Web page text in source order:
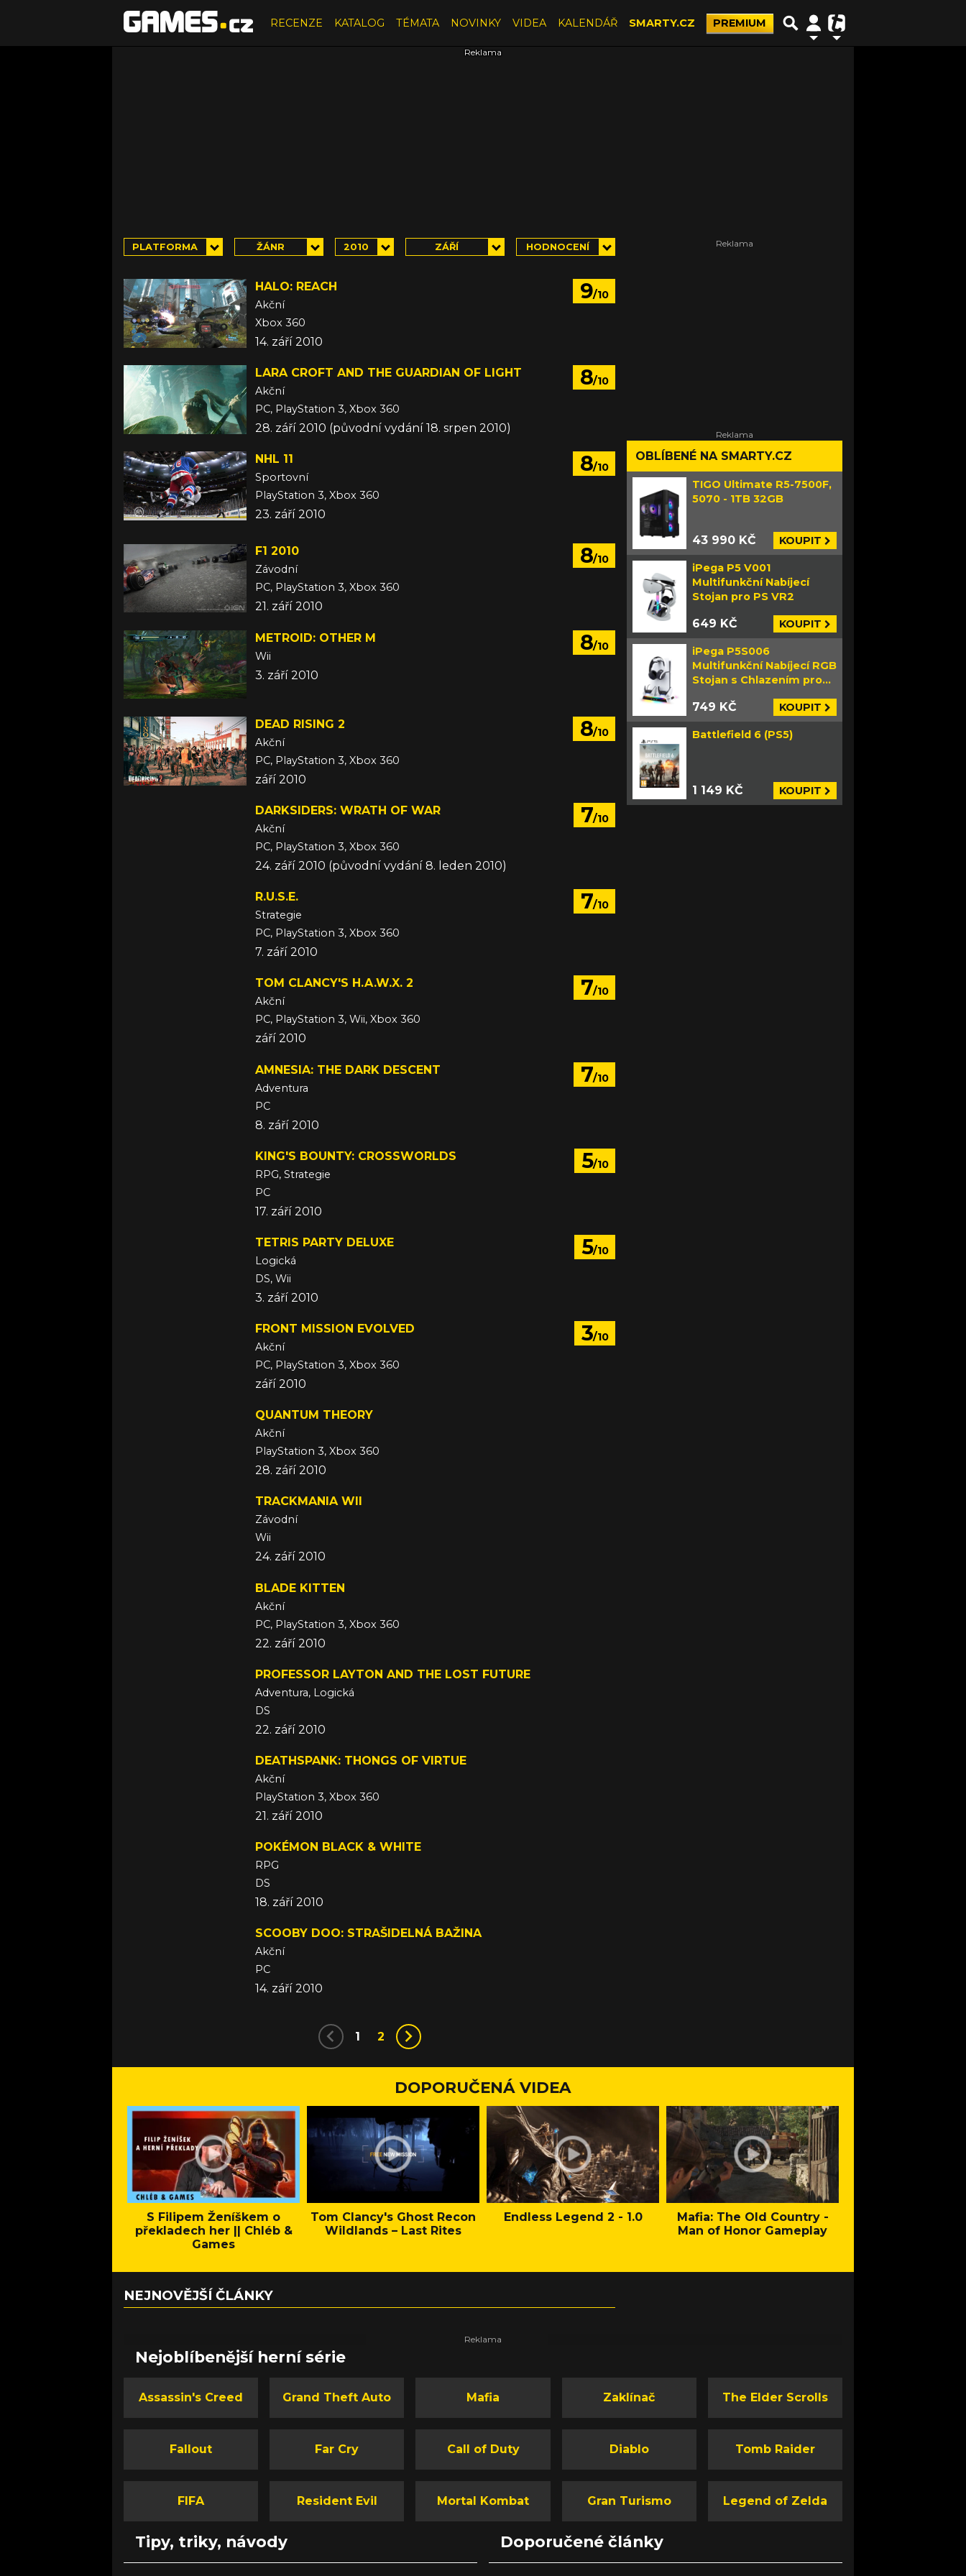
RECENZE KATALOG TÉMATA NOVINKY VIDEA KALENDÁŘ SMARTY.CZ PREMIUM
PLATFORMA ŽÁNR 2010 ZÁŘÍ HODNOCENÍ
9/10
HALO: REACH
Akční
Xbox 360
14. září 2010
8/10
LARA CROFT AND THE GUARDIAN OF LIGHT
Akční
PC, PlayStation 3, Xbox 360
28. září 2010 (původní vydání 18. srpen 2010)
8/10
NHL 11
Sportovní
PlayStation 3, Xbox 360
23. září 2010
8/10
F1 2010
Závodní
PC, PlayStation 3, Xbox 360
21. září 2010
8/10
METROID: OTHER M
Wii
3. září 2010
8/10
DEAD RISING 2
Akční
PC, PlayStation 3, Xbox 360
září 2010
7/10
DARKSIDERS: WRATH OF WAR
Akční
PC, PlayStation 3, Xbox 360
24. září 2010 (původní vydání 8. leden 2010)
7/10
R.U.S.E.
Strategie
PC, PlayStation 3, Xbox 360
7. září 2010
7/10
TOM CLANCY'S H.A.W.X. 2
Akční
PC, PlayStation 3, Wii, Xbox 360
září 2010
7/10
AMNESIA: THE DARK DESCENT
Adventura
PC
8. září 2010
5/10
KING'S BOUNTY: CROSSWORLDS
RPG, Strategie
PC
17. září 2010
5/10
TETRIS PARTY DELUXE
Logická
DS, Wii
3. září 2010
3/10
FRONT MISSION EVOLVED
Akční
PC, PlayStation 3, Xbox 360
září 2010
QUANTUM THEORY
Akční
PlayStation 3, Xbox 360
28. září 2010
TRACKMANIA WII
Závodní
Wii
24. září 2010
BLADE KITTEN
Akční
PC, PlayStation 3, Xbox 360
22. září 2010
PROFESSOR LAYTON AND THE LOST FUTURE
Adventura, Logická
DS
22. září 2010
DEATHSPANK: THONGS OF VIRTUE
Akční
PlayStation 3, Xbox 360
21. září 2010
POKÉMON BLACK & WHITE
RPG
DS
18. září 2010
SCOOBY DOO: STRAŠIDELNÁ BAŽINA
Akční
PC
14. září 2010
1 2
OBLÍBENÉ NA SMARTY.CZ
TIGO Ultimate R5-7500F,
5070 - 1TB 32GB
43 990 KČ KOUPIT
iPega P5 V001
Multifunkční Nabíjecí
Stojan pro PS VR2
649 KČ KOUPIT
iPega P5S006
Multifunkční Nabíjecí RGB
Stojan s Chlazením pro
749 KČ KOUPIT
Battlefield 6 (PS5)
1 149 KČ KOUPIT
DOPORUČENÁ VIDEA
S Filipem Ženíškem o
překladech her || Chléb &
Games
Tom Clancy's Ghost Recon
Wildlands – Last Rites
Endless Legend 2 - 1.0
Mafia: The Old Country -
Man of Honor Gameplay
NEJNOVĚJŠÍ ČLÁNKY
Nejoblíbenější herní série
Assassin's Creed Grand Theft Auto Mafia Zaklínač The Elder Scrolls
Fallout Far Cry Call of Duty Diablo Tomb Raider
FIFA Resident Evil Mortal Kombat Gran Turismo Legend of Zelda
Tipy, triky, návody Doporučené články